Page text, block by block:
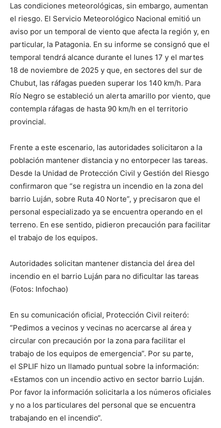
Las condiciones meteorológicas, sin embargo, aumentan
el riesgo. El Servicio Meteorológico Nacional emitió un
aviso por un temporal de viento que afecta la región y, en
particular, la Patagonia. En su informe se consignó que el
temporal tendrá alcance durante el lunes 17 y el martes
18 de noviembre de 2025 y que, en sectores del sur de
Chubut, las ráfagas pueden superar los 140 km/h. Para
Río Negro se estableció un alerta amarillo por viento, que
contempla ráfagas de hasta 90 km/h en el territorio
provincial.
Frente a este escenario, las autoridades solicitaron a la
población mantener distancia y no entorpecer las tareas.
Desde la Unidad de Protección Civil y Gestión del Riesgo
confirmaron que “se registra un incendio en la zona del
barrio Luján, sobre Ruta 40 Norte”, y precisaron que el
personal especializado ya se encuentra operando en el
terreno. En ese sentido, pidieron precaución para facilitar
el trabajo de los equipos.
Autoridades solicitan mantener distancia del área del
incendio en el barrio Luján para no dificultar las tareas
(Fotos: Infochao)
En su comunicación oficial, Protección Civil reiteró:
“Pedimos a vecinos y vecinas no acercarse al área y
circular con precaución por la zona para facilitar el
trabajo de los equipos de emergencia”. Por su parte,
el SPLIF hizo un llamado puntual sobre la información:
«Estamos con un incendio activo en sector barrio Luján.
Por favor la información solicitarla a los números oficiales
y no a los particulares del personal que se encuentra
trabajando en el incendio“.